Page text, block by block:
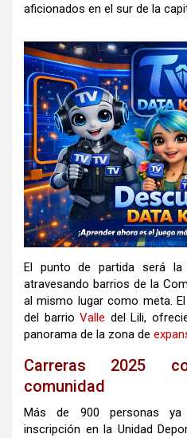
aficionados en el sur de la
El punto de partida será
atravesando barrios de la
al mismo lugar como meta.
del barrioValle del Lili,
panorama de la zona de
Carreras 2025
comunidad
Más de 900 personas
inscripción en la Unidad